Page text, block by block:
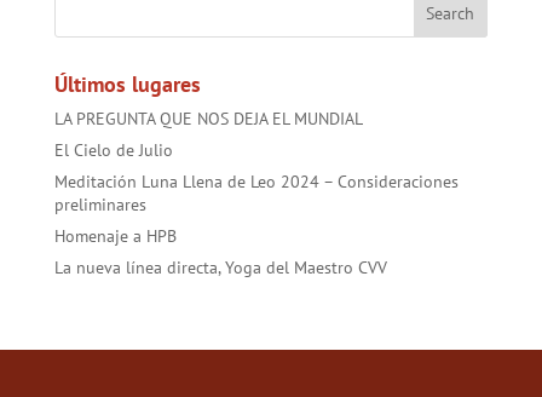
Últimos lugares
LA PREGUNTA QUE NOS DEJA EL MUNDIAL
El Cielo de Julio
Meditación Luna Llena de Leo 2024 – Consideraciones
preliminares
Homenaje a HPB
La nueva línea directa, Yoga del Maestro CVV